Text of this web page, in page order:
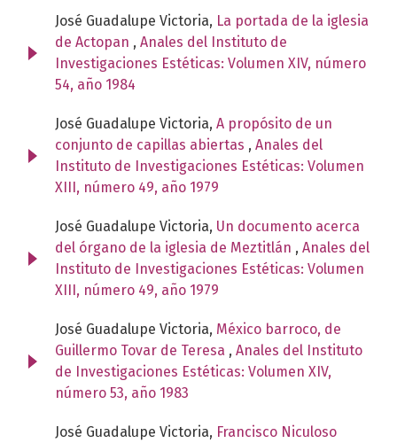
José Guadalupe Victoria, La portada de la iglesia
de Actopan , Anales del Instituto de
Investigaciones Estéticas: Volumen XIV, número
54, año 1984
José Guadalupe Victoria, A propósito de un
conjunto de capillas abiertas , Anales del
Instituto de Investigaciones Estéticas: Volumen
XIII, número 49, año 1979
José Guadalupe Victoria, Un documento acerca
del órgano de la iglesia de Meztitlán , Anales del
Instituto de Investigaciones Estéticas: Volumen
XIII, número 49, año 1979
José Guadalupe Victoria, México barroco, de
Guillermo Tovar de Teresa , Anales del Instituto
de Investigaciones Estéticas: Volumen XIV,
número 53, año 1983
José Guadalupe Victoria, Francisco Niculoso